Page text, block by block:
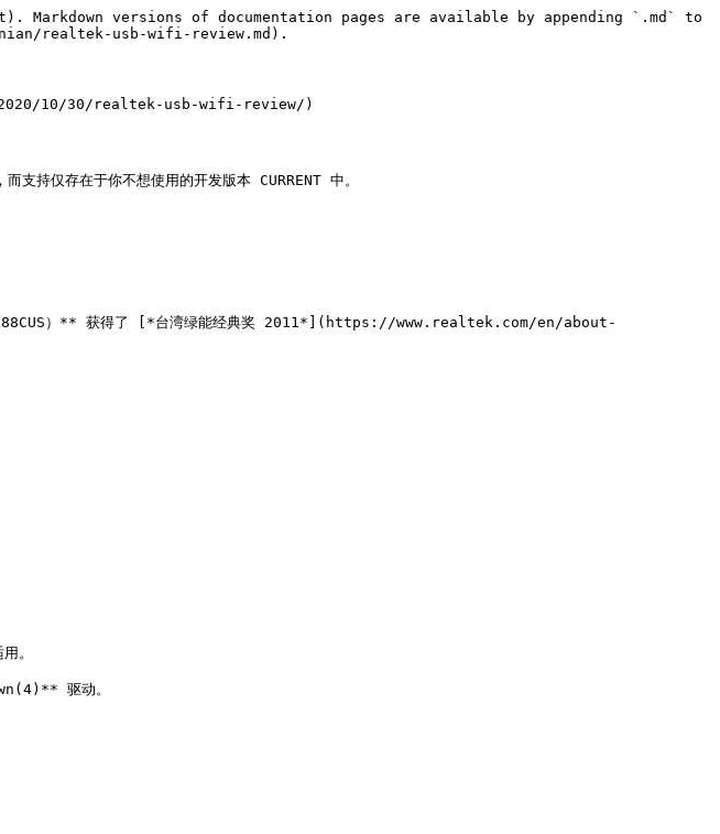
versions of documentation pages are available by appending `.md` to
realtek-usb-wifi-review.md).
2020/10/30/realtek-usb-wifi-review/)
持仅存在于你不想使用的开发版本 CURRENT 中。
）** 获得了 [*台湾绿能经典奖 2011*](https://www.realtek.com/en/about-
。
驱动。